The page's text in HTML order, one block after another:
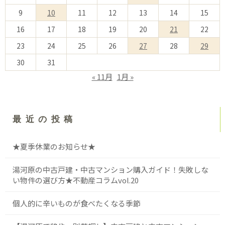
9
10 11 12 13 14
15
16
17 18 19 20 21
22
23
24 25 26 27 28
29
30
31
« 11月 1月 »
最近の投稿
★夏季休業のお知らせ★
湯河原の中古戸建・中古マンション購入ガイド！失敗しな
い物件の選び方★不動産コラムvol.20
個人的に辛いものが食べたくなる季節